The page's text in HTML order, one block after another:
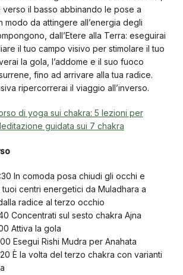
verso il basso abbinando le pose a
modo da attingere all’energia degli
dall’Etere alla Terra: eseguirai
il tuo campo visivo per stimolare il tuo
la gola, l’addome e il suo fuoco
fino ad arrivare alla tua radice.
ripercorrerai il viaggio all’inverso.
di yoga sui chakra: 5 lezioni per
guidata sui 7 chakra
In comoda posa chiudi gli occhi e
tuoi centri energetici da Muladhara a
radice al terzo occhio
Concentrati sul sesto chakra Ajna
Attiva la gola
Esegui Rishi Mudra per Anahata
È la volta del terzo chakra con varianti